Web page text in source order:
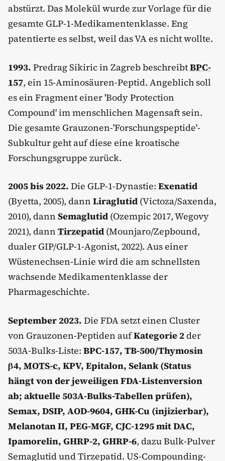
abstürzt. Das Molekül wurde zur Vorlage für die
gesamte GLP-1-Medikamentenklasse. Eng
patentierte es selbst, weil das VA es nicht wollte.
1993. Predrag Sikiric in Zagreb beschreibtBPC-
157, ein 15-Aminosäuren-Peptid. Angeblich soll
es ein Fragment einer 'Body Protection
Compound' im menschlichen Magensaft sein.
Die gesamte Grauzonen-'Forschungspeptide'-
Subkultur geht auf diese eine kroatische
Forschungsgruppe zurück.
2005 bis 2022. Die GLP-1-Dynastie: Exenatid
(Byetta, 2005), dann Liraglutid (Victoza/Saxenda,
2010), dann Semaglutid (Ozempic 2017, Wegovy
2021), dann Tirzepatid (Mounjaro/Zepbound,
dualer GIP/GLP-1-Agonist, 2022). Aus einer
Wüstenechsen-Linie wird die am schnellsten
wachsende Medikamentenklasse der
Pharmageschichte.
September 2023. Die FDA setzt einen Cluster
von Grauzonen-Peptiden aufKategorie 2der
503A-Bulks-Liste: BPC-157, TB-500/Thymosin
β4, MOTS-c, KPV, Epitalon, Selank (Status
hängt von der jeweiligen FDA-Listenversion
ab; aktuelle 503A-Bulks-Tabellen prüfen),
Semax, DSIP, AOD-9604, GHK-Cu (injizierbar),
Melanotan II, PEG-MGF, CJC-1295 mit DAC,
Ipamorelin, GHRP-2, GHRP-6, dazu Bulk-Pulver
Semaglutid und Tirzepatid. US-Compounding-